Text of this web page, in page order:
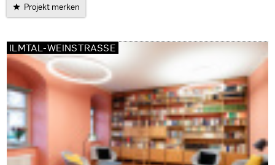
Projekt merken
ILMTAL-WEINSTRASSE